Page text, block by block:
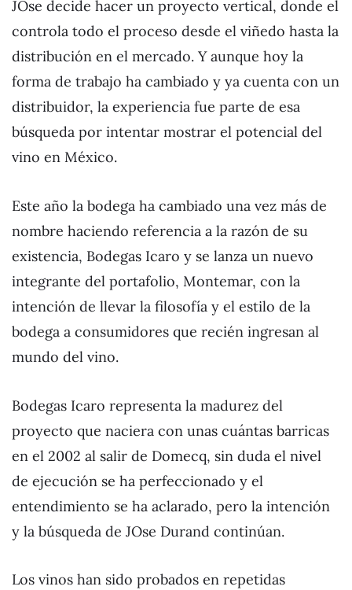
JOse decide hacer un proyecto vertical, donde el
controla todo el proceso desde el viñedo hasta la
distribución en el mercado. Y aunque hoy la
forma de trabajo ha cambiado y ya cuenta con un
distribuidor, la experiencia fue parte de esa
búsqueda por intentar mostrar el potencial del
vino en México.
Este año la bodega ha cambiado una vez más de
nombre haciendo referencia a la razón de su
existencia, Bodegas Icaro y se lanza un nuevo
integrante del portafolio, Montemar, con la
intención de llevar la filosofía y el estilo de la
bodega a consumidores que recién ingresan al
mundo del vino.
Bodegas Icaro representa la madurez del
proyecto que naciera con unas cuántas barricas
en el 2002 al salir de Domecq, sin duda el nivel
de ejecución se ha perfeccionado y el
entendimiento se ha aclarado, pero la intención
y la búsqueda de JOse Durand continúan.
Los vinos han sido probados en repetidas